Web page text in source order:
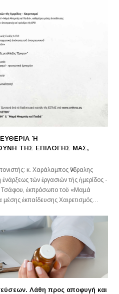
Ή
ΤΗΣ ΕΠΙΛΟΓΗΣ ΜΑΣ,
κ. Χαράλαµπος Ἄνδραλης
τῶν ἐργασιῶν τῆς ἡµερίδος -
Τσάφου, ἐκπρόσωπο τοῦ «Μαµά
ἐκπαίδευσης Χαιρετισµός…
Λάθη προς αποφυγή και